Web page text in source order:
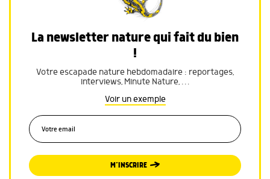
La newsletter nature qui fait du bien
!
Votre escapade nature hebdomadaire : reportages,
interviews, Minute Nature, …
Voir un exemple
M’INSCRIRE